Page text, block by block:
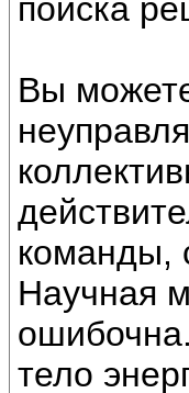
поиска
Вы
команды,
Научная
тело